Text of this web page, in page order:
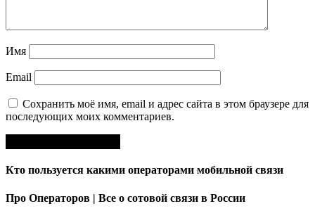
Имя
Email
Сохранить моё имя, email и адрес сайта в этом браузере для
последующих моих комментариев.
Кто пользуется какими операторами мобильной связи
Про Операторов | Все о сотовой связи в России